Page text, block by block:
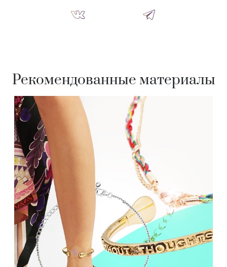
Рекомендованные материалы